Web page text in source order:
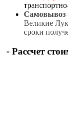
Самовывоз
Великие
сроки
- Рассчет